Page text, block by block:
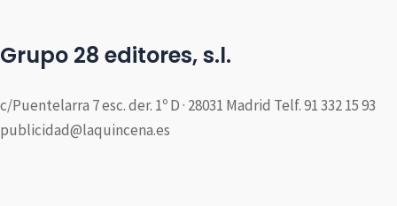
Grupo 28 editores, s.l.
c/Puentelarra 7 esc. der. 1º D · 28031 Madrid Telf. 91 332 15 93
publicidad@laquincena.es